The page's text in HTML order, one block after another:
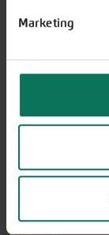
Marketing
Lauchzwiebeln
Möhren
Basilikum